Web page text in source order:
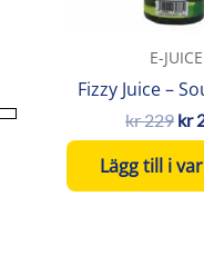
E-JUICE
Fizzy Juice –
kr229 kr
Lägg till i